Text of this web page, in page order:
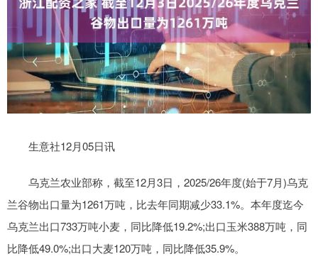
生意社12月05日讯
乌克兰农业部称，截至12月3日，2025/26年度(始于7月)乌克
兰谷物出口量为1261万吨，比去年同期减少33.1%。本年度迄今
乌克兰出口733万吨小麦，同比降低19.2%;出口玉米388万吨，同
比降低49.0%;出口大麦120万吨，同比降低35.9%。